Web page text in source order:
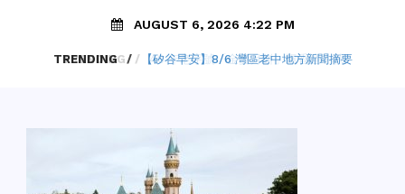
AUGUST 6, 2026 4:22 PM
TRENDING / 【矽谷早安】8/6 灣區老中地方新聞摘要